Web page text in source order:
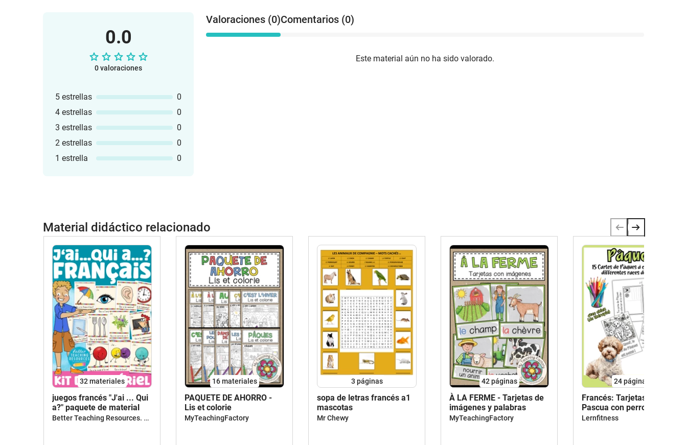
0.0
0 valoraciones
5 estrellas
0
4 estrellas
0
3 estrellas
0
2 estrellas
0
1 estrella
0
Valoraciones (0)Comentarios (0)
Este material aún no ha sido valorado.
Material didáctico relacionado
32 materiales
juegos francés "J'ai ... Qui
a?" paquete de material
Better Teaching Resources. Longer coffee breaks.
16 materiales
PAQUETE DE AHORRO -
Lis et colorie
MyTeachingFactory
3 páginas
sopa de letras francés a1
mascotas
Mr Chewy
42páginas
À LA FERME - Tarjetas de
imágenes y palabras
MyTeachingFactory
24páginas
Francés: Tarjetas de
Pascua con perro de
terapia para colorear
Lernfitness